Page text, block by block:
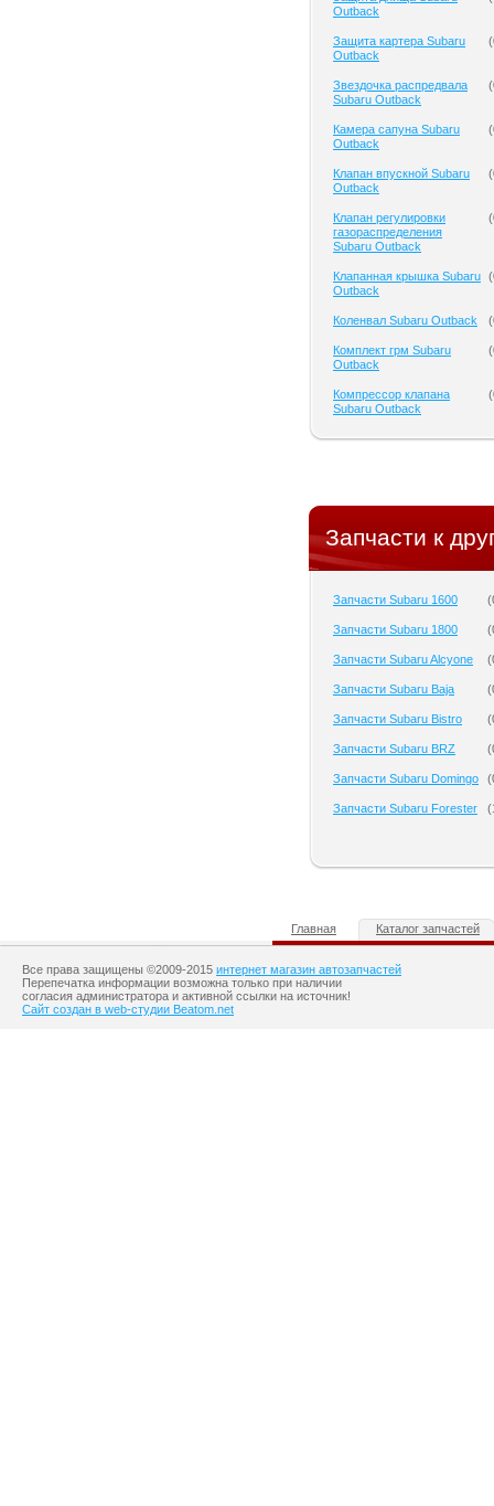
Outback
Защита картера Subaru
Outback
(
Звездочка распредвала
Subaru Outback
(
Камера сапуна Subaru
Outback
(
Клапан впускной Subaru
Outback
(
Клапан регулировки
газораспределения
Subaru Outback
(
Клапанная крышка Subaru
Outback
(
Коленвал Subaru Outback (
Комплект грм Subaru
Outback
(
Компрессор клапана
Subaru Outback
(
Запчасти к
Запчасти Subaru 1600 (
Запчасти Subaru 1800 (
Запчасти Subaru Alcyone (
Запчасти Subaru Baja (
Запчасти Subaru Bistro (
Запчасти Subaru BRZ (
Запчасти Subaru Domingo (
Запчасти Subaru Forester (
Главная Каталог запчастей
Все права защищены ©2009-2015 интернет магазин автозапчастей
Перепечатка информации возможна только при наличии
согласия администратора и активной ссылки на источник!
Сайт создан в web-студии Beatom.net